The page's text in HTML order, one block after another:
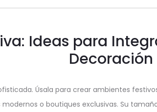
Ideas para
Decoración
Úsala para crear ambientes
o boutiques exclusivas. Su